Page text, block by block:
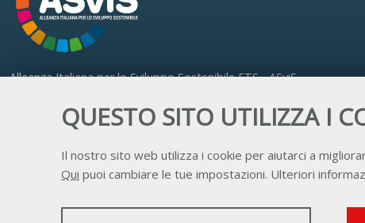
QUESTO SITO UTILIZZA I
Il nostro sito web utilizza i cookie per aiutarci a
Qui puoi cambiare le tue impostazioni. Ulteriori
STATISTICHE
Alleanza Italiana per lo Sviluppo Sostenibile ETS - ASviS
C.F. 97893090585 P.IVA 14610671001